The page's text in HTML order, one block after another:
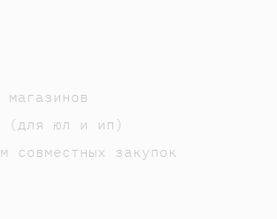
(для юл и ип)
совместных закупок